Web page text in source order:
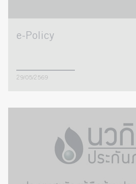
e-Policy
29/05/2569